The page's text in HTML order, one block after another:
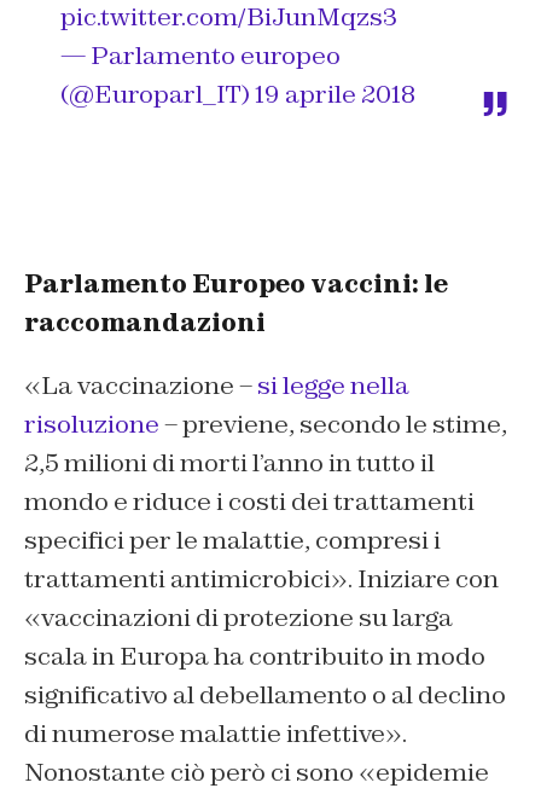
pic.twitter.com/BiJunMqzs3
— Parlamento europeo
(@Europarl_IT)19 aprile 2018
Parlamento Europeo vaccini: le
raccomandazioni
«La vaccinazione –si legge nella
risoluzione– previene, secondo le stime,
2,5 milioni di morti l’anno in tutto il
mondo e riduce i costi dei trattamenti
specifici per le malattie, compresi i
trattamenti antimicrobici». Iniziare con
«vaccinazioni di protezione su larga
scala in Europa ha contribuito in modo
significativo al debellamento o al declino
di numerose malattie infettive».
Nonostante ciò però ci sono «epidemie